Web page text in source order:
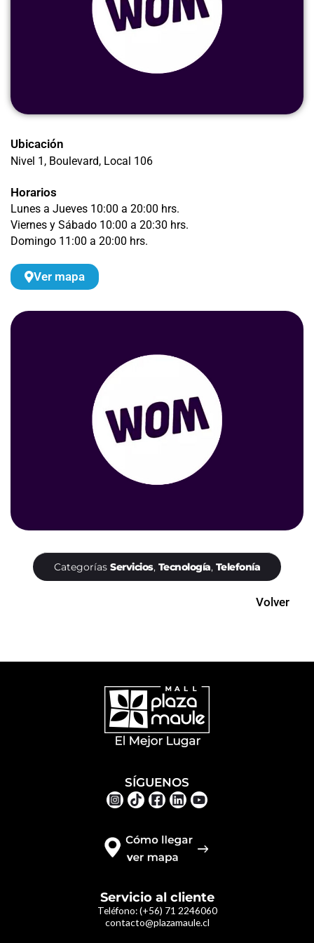
Ubicación
Nivel 1, Boulevard, Local 106
Horarios
Lunes a Jueves 10:00 a 20:00 hrs.
Viernes y Sábado 10:00 a 20:30 hrs.
Domingo 11:00 a 20:00 hrs.
Ver mapa
Categorías Servicios, Tecnología, Telefonía
Volver
Servicio al cliente
Teléfono:(+56) 71 2246060
contacto@plazamaule.cl
SÍGUENOS